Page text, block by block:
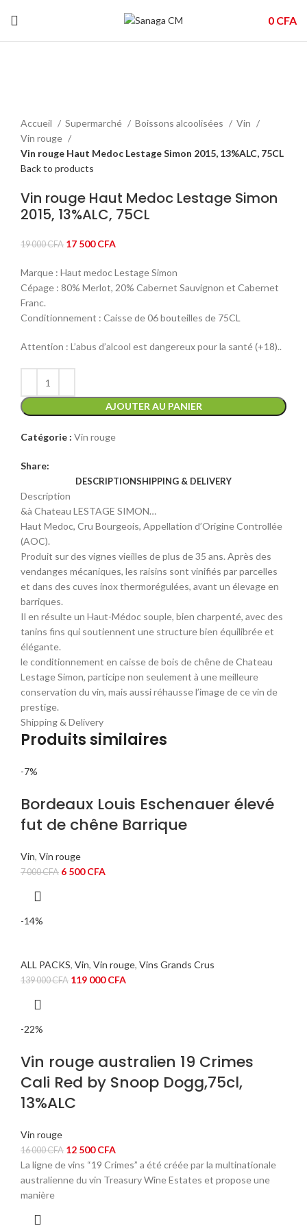
0 CFA
Accueil
Supermarché Boissons alcoolisées
Vin
Vin rouge
Vin rouge Haut Medoc Lestage Simon 2015, 13%ALC, 75CL
Back to products
Vin rouge Haut Medoc Lestage Simon
2015, 13%ALC, 75CL
19 000CFA Le
initial
était :
000 CFA.
17 500CFALe
actuel
est :
500 CFA.
Marque : Haut medoc Lestage Simon
Cépage : 80% Merlot, 20% Cabernet Sauvignon et Cabernet
Franc.
Conditionnement : Caisse de 06 bouteilles de 75CL
Attention : L’abus d’alcool est dangereux pour la santé (+18)..
AJOUTER AU PANIER
Catégorie : Vin rouge
Share:
DESCRIPTIONSHIPPING & DELIVERY
Description
&à Chateau LESTAGE SIMON…
Haut Medoc, Cru Bourgeois, Appellation d’Origine Controllée
(AOC).
Produit sur des vignes vieilles de plus de 35 ans. Après des
vendanges mécaniques, les raisins sont vinifiés par parcelles
et dans des cuves inox thermorégulées, avant un élevage en
barriques.
Il en résulte un Haut-Médoc souple, bien charpenté, avec des
tanins fins qui soutiennent une structure bien équilibrée et
élégante.
le conditionnement en caisse de bois de chêne de Chateau
Lestage Simon, participe non seulement à une meilleure
conservation du vin, mais aussi réhausse l’image de ce vin de
prestige.
Shipping & Delivery
Produits similaires
-7%
Bordeaux Louis Eschenauer élevé
fut de chêne Barrique
Vin, Vin rouge
7 000CFA Le
6 500CFALe
-14%
ALL PACKS, Vin, Vin rouge, Vins Grands Crus
139 000CFA Le
119 000CFALe
000 CFA.
-22%
Vin rouge australien 19 Crimes
Cali Red by Snoop Dogg,75cl,
13%ALC
Vin rouge
16 000CFA Le
prix
initial
12 500CFALe
prix
actuel
La ligne de vins “19 Crimes” a été créée par la multinationale
australienne du vin Treasury Wine Estates et propose une
manière